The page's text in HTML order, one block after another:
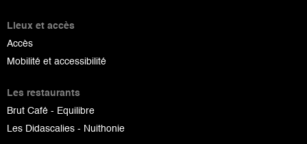
Lieux et accès
Accès
Mobilité et accessibilité
Les restaurants
Brut Café - Equilibre
Les Didascalies - Nuithonie